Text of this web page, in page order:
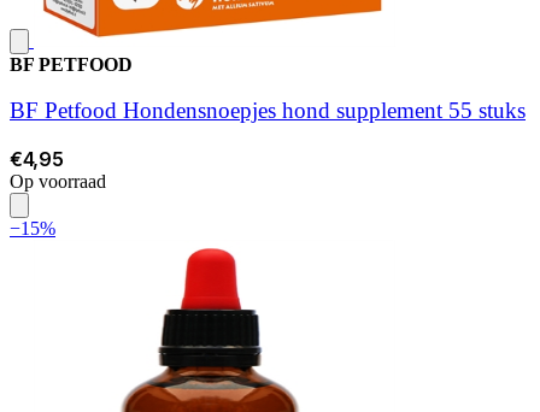
BF PETFOOD
BF Petfood Hondensnoepjes hond supplement 55 stuks
€4,95
Op voorraad
−15%